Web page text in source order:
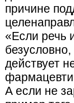
причине
«Если речь
действует
А если не